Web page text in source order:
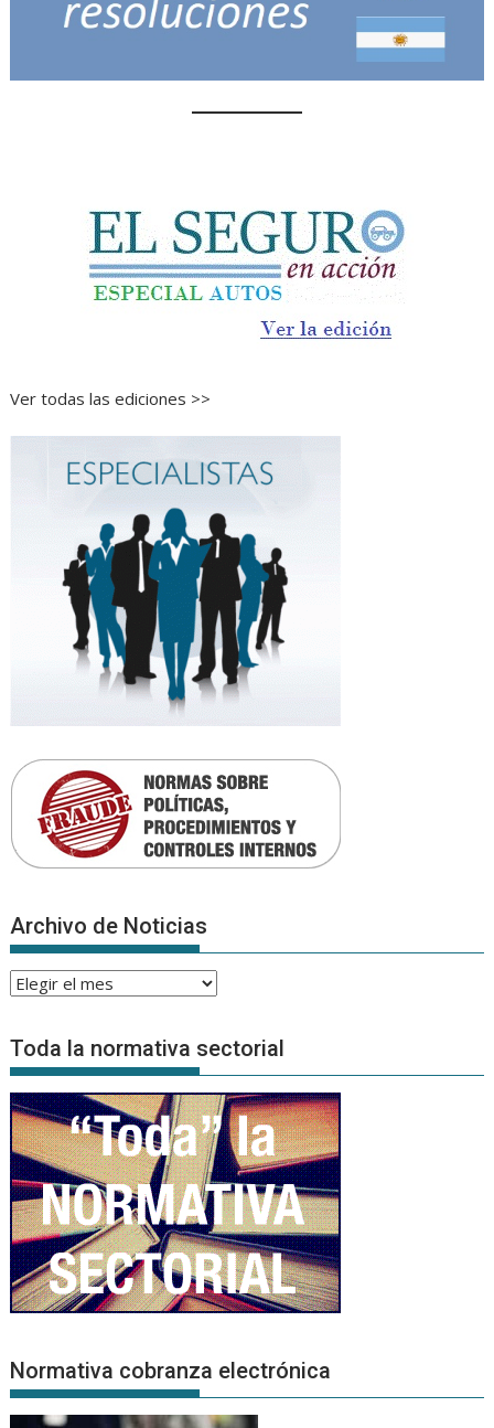
Ver todas las ediciones >>
Archivo de Noticias
Archivo
Noticias
Toda la normativa sectorial
Normativa cobranza electrónica